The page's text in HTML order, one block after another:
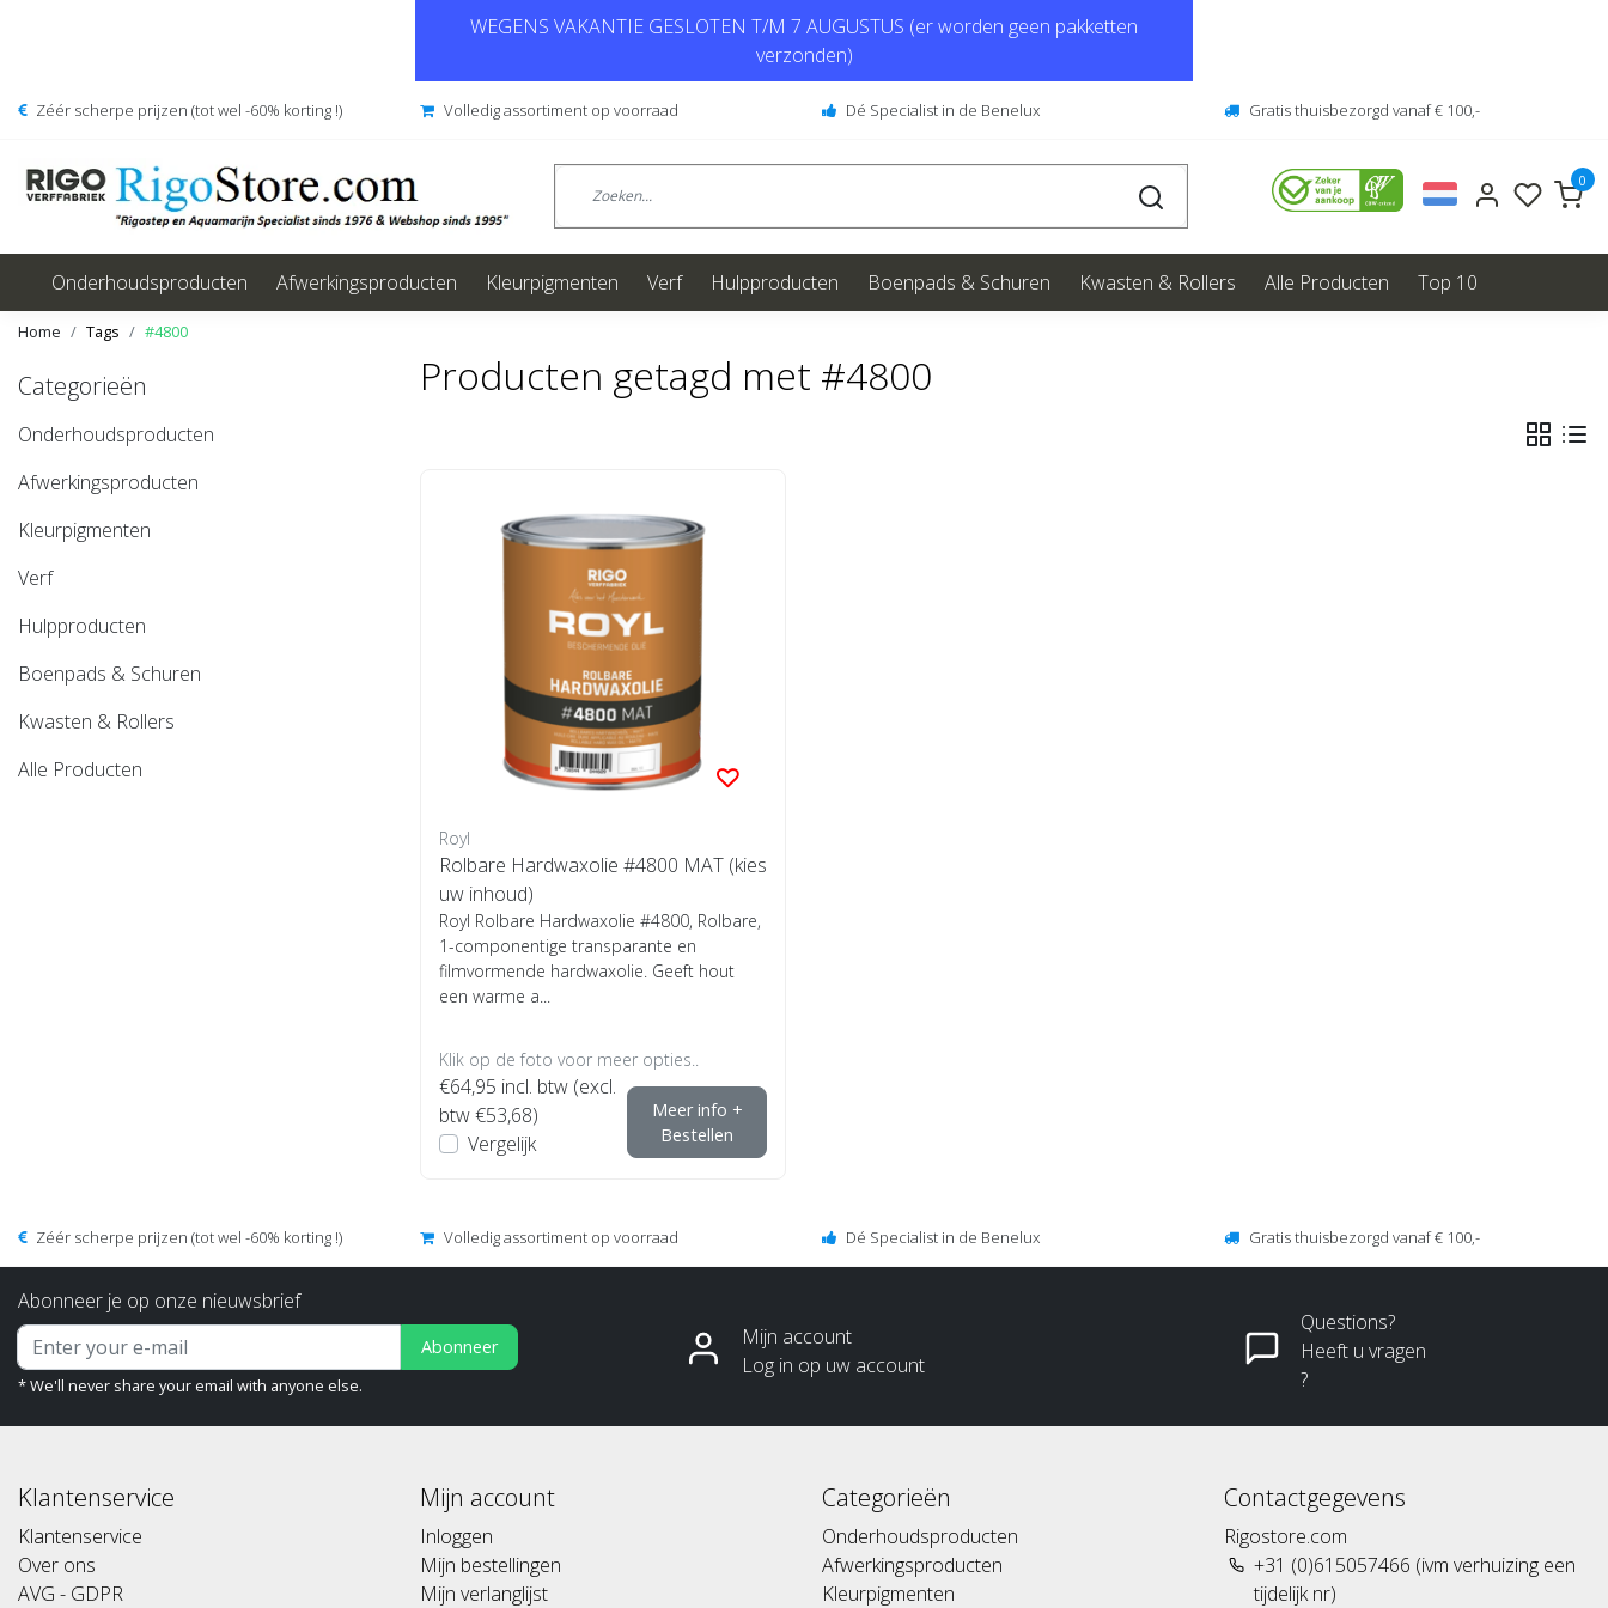
WEGENS VAKANTIE GESLOTEN T/M 7 AUGUSTUS (er worden geen pakketten
verzonden)
Zéér scherpe prijzen (tot wel -60% korting !) Volledig assortiment op voorraad Dé Specialist in de Benelux Gratis thuisbezorgd vanaf € 100,-
0
Onderhoudsproducten Afwerkingsproducten Kleurpigmenten Verf Hulpproducten Boenpads & Schuren Kwasten & Rollers Alle Producten Top 10
Home Tags #4800
Categorieën
Onderhoudsproducten
Afwerkingsproducten
Kleurpigmenten
Verf
Hulpproducten
Boenpads & Schuren
Kwasten & Rollers
Alle Producten
Producten getagd met #4800
Royl
Rolbare Hardwaxolie #4800 MAT (kies
uw inhoud)
Royl Rolbare Hardwaxolie #4800, Rolbare,
1-componentige transparante en
filmvormende hardwaxolie. Geeft hout
een warme a...
Klik op de foto voor meer opties..
€64,95 incl. btw (excl.
btw €53,68)
Vergelijk
Meer info +
Bestellen
Zéér scherpe prijzen (tot wel -60% korting !) Volledig assortiment op voorraad Dé Specialist in de Benelux Gratis thuisbezorgd vanaf € 100,-
Abonneer je op onze nieuwsbrief
Abonneer
* We'll never share your email with anyone else.
Mijn account
Log in op uw account
Questions?
Heeft u vragen
?
Klantenservice
Klantenservice
Over ons
AVG - GDPR
Mijn account
Inloggen
Mijn bestellingen
Mijn verlanglijst
Categorieën
Onderhoudsproducten
Afwerkingsproducten
Kleurpigmenten
Contactgegevens
Rigostore.com
+31 (0)615057466 (ivm verhuizing een
tijdelijk nr)